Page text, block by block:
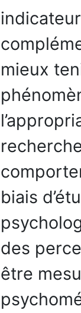
mieux
biais
des
être